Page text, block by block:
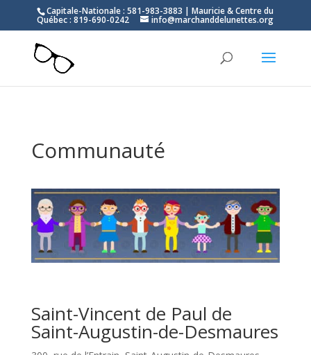
Capitale-Nationale : 581-983-3883 | Mauricie & Centre du
Québec : 819-690-0242 info@marchanddelunettes.org
Communauté
Saint-Vincent de Paul de
Saint-Augustin-de-Desmaures